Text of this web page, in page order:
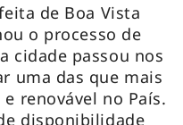
de Boa Vista
o processo de
cidade passou nos
uma das que mais
renovável no País.
disponibilidade